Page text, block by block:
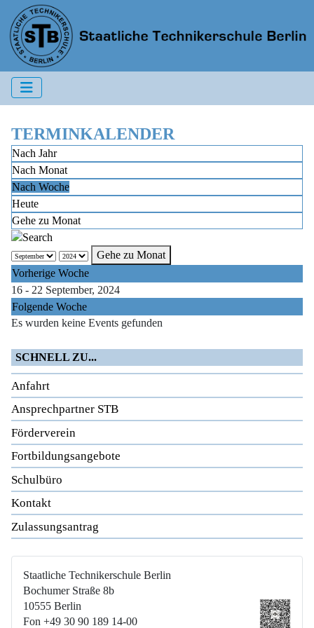
TERMINKALENDER
Nach Jahr
Nach Monat
Nach Woche
Heute
Gehe zu Monat
Gehe zu Monat
Vorherige Woche
16 - 22 September, 2024
Folgende Woche
Es wurden keine Events gefunden
SCHNELL ZU...
Anfahrt
Ansprechpartner STB
Förderverein
Fortbildungsangebote
Schulbüro
Kontakt
Zulassungsantrag
Staatliche Technikerschule Berlin
Bochumer Straße 8b
10555 Berlin
Fon +49 30 90 189 14-00